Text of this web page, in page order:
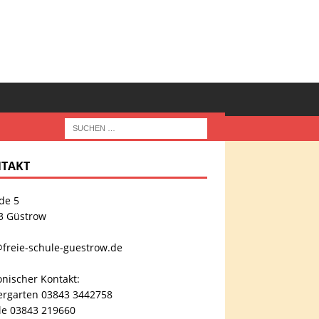
5
Güstrow
schule-guestrow.de
Kontakt:
03843 3442758
03843 219660